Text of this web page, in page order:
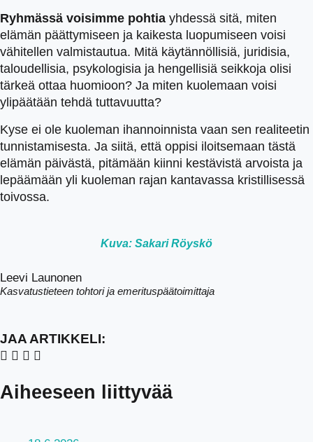
Ryhmässä voisimme pohtia yhdessä sitä, miten
elämän päättymiseen ja kaikesta luopumiseen voisi
vähitellen valmistautua. Mitä käytännöllisiä, juridisia,
taloudellisia, psykologisia ja hengellisiä seikkoja olisi
tärkeä ottaa huomioon? Ja miten kuolemaan voisi
ylipäätään tehdä tuttavuutta?
Kyse ei ole kuoleman ihannoinnista vaan sen realiteetin
tunnistamisesta. Ja siitä, että oppisi iloitsemaan tästä
elämän päivästä, pitämään kiinni kestävistä arvoista ja
lepäämään yli kuoleman rajan kantavassa kristillisessä
toivossa.
Kuva: Sakari Röyskö
Leevi Launonen
Kasvatustieteen tohtori ja emerituspäätoimittaja
JAA ARTIKKELI:
Aiheeseen liittyvää